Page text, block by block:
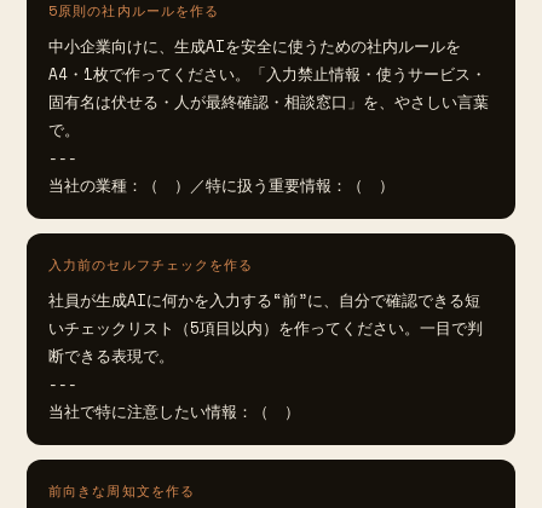
5原則の社内ルールを作る
中小企業向けに、生成AIを安全に使うための社内ルールを
A4・1枚で作ってください。「入力禁止情報・使うサービス・
固有名は伏せる・人が最終確認・相談窓口」を、やさしい言葉
で。
---
当社の業種：（　）／特に扱う重要情報：（　）
入力前のセルフチェックを作る
社員が生成AIに何かを入力する“前”に、自分で確認できる短
いチェックリスト（5項目以内）を作ってください。一目で判
断できる表現で。
---
当社で特に注意したい情報：（　）
前向きな周知文を作る